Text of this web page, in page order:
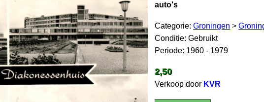
auto's
Categorie:Groningen >
Conditie: Gebruikt
Periode: 1960 - 1979
2,50
Verkoop door KVR